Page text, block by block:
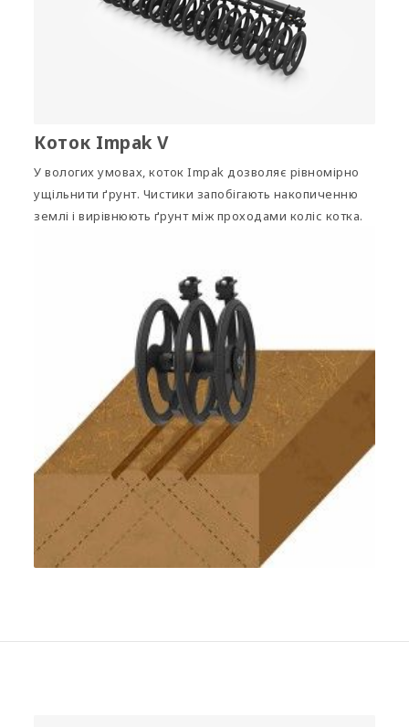
Коток Impak V
У вологих умовах, коток Impak дозволяє рівномірно
ущільнити ґрунт. Чистики запобігають накопиченню
землі і вирівнюють ґрунт між проходами коліс котка.